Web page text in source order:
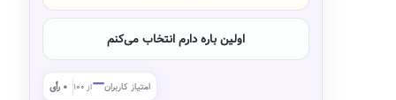
اولین باره دارم انتخاب می‌کنم
امتیاز کاربران—از ۱۰۰ ۰ رأی